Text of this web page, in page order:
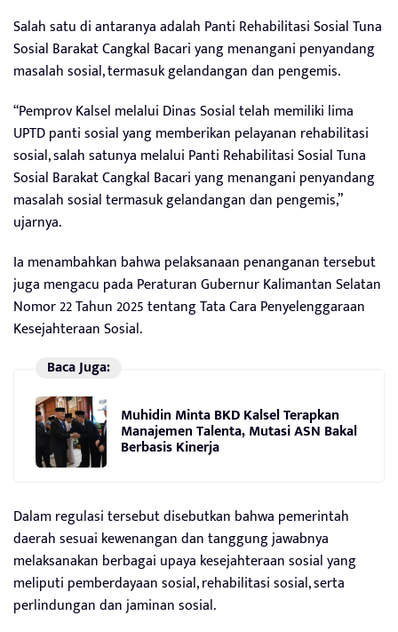
Salah satu di antaranya adalah Panti Rehabilitasi Sosial Tuna
Sosial Barakat Cangkal Bacari yang menangani penyandang
masalah sosial, termasuk gelandangan dan pengemis.
“Pemprov Kalsel melalui Dinas Sosial telah memiliki lima
UPTD panti sosial yang memberikan pelayanan rehabilitasi
sosial, salah satunya melalui Panti Rehabilitasi Sosial Tuna
Sosial Barakat Cangkal Bacari yang menangani penyandang
masalah sosial termasuk gelandangan dan pengemis,”
ujarnya.
Ia menambahkan bahwa pelaksanaan penanganan tersebut
juga mengacu pada Peraturan Gubernur Kalimantan Selatan
Nomor 22 Tahun 2025 tentang Tata Cara Penyelenggaraan
Kesejahteraan Sosial.
Baca Juga:
Muhidin Minta BKD Kalsel Terapkan
Manajemen Talenta, Mutasi ASN Bakal
Berbasis Kinerja
Dalam regulasi tersebut disebutkan bahwa pemerintah
daerah sesuai kewenangan dan tanggung jawabnya
melaksanakan berbagai upaya kesejahteraan sosial yang
meliputi pemberdayaan sosial, rehabilitasi sosial, serta
perlindungan dan jaminan sosial.